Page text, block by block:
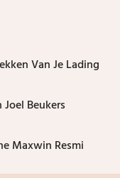
Van Je Lading
Beukers
Maxwin Resmi